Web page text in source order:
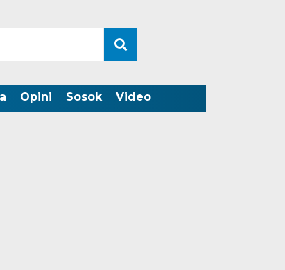
Opini Sosok Video